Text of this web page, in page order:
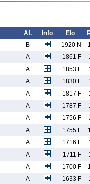
Af. Info Elo
B 1920 N
A 1861 F
A 1853 F
A 1830 F
A 1817 F
A 1787 F
A 1756 F
A 1755 F
A 1716 F
A 1711 F
A 1700 F
A 1633 F